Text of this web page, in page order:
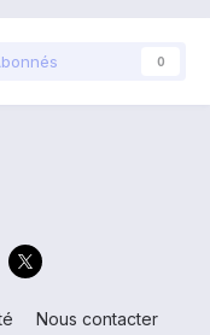
0
Nous contacter